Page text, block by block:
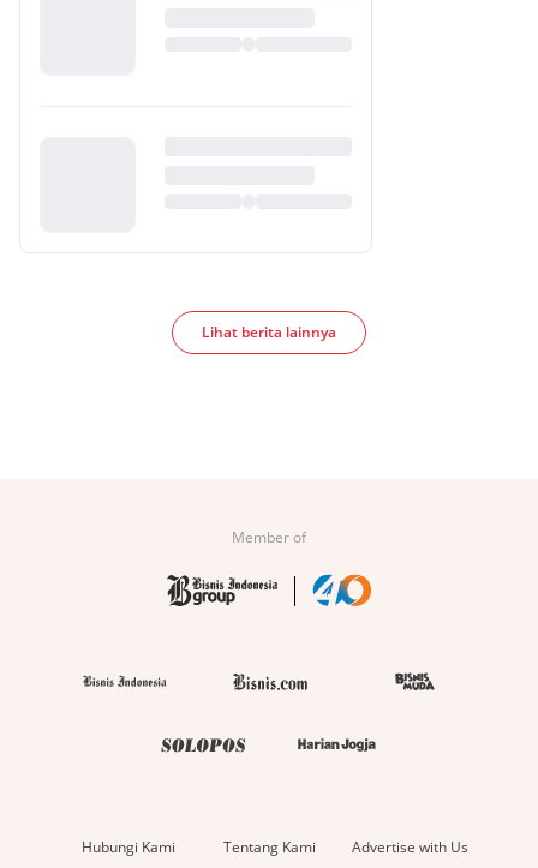
Lihat berita lainnya
Member of
Hubungi Kami Tentang Kami Advertise with Us